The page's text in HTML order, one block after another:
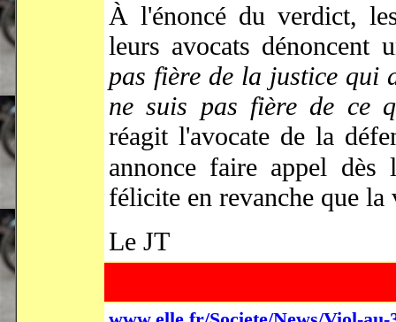
À l'énoncé du verdict,
leurs avocats
pas fière de la justice qui
ne suis pas fière de ce
réagit l'avocate de la
annonce faire appel
félicite en revanche que
Le JT